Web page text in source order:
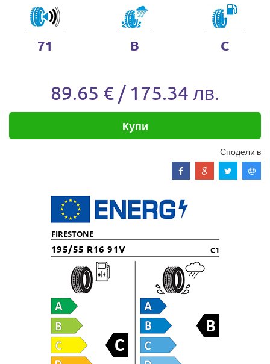
71 B C
89.65 € / 175.34 лв.
Купи
Сподели в
FIRESTONE
195/55 R16 91V C1